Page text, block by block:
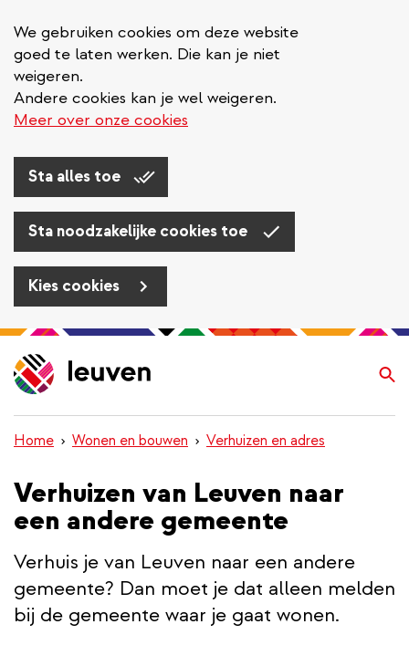
We gebruiken cookies om deze website
goed te laten werken. Die kan je niet
weigeren.
Andere cookies kan je wel weigeren.
Meer over onze cookies
Sta alles toe
Sta noodzakelijke cookies toe
Kies cookies
Overslaan
en
naar
inhoud
gaan
Home Wonen en bouwen Verhuizen en adres
Verhuizen van Leuven naar
een andere gemeente
Verhuis je van Leuven naar een andere
gemeente? Dan moet je dat alleen melden
bij de gemeente waar je gaat wonen.